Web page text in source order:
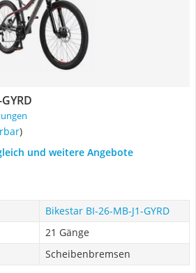
)
und weitere Angebote
Bikestar BI-26-MB-J1-GYRD
21 Gänge
Scheibenbremsen